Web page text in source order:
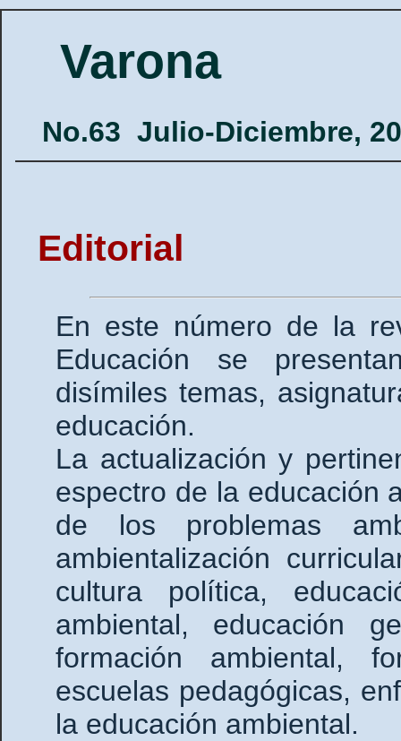
Varona
No.63 Julio-Diciembre,
Editorial
En este número de la
Educación se
disímiles temas,
educación.
La actualización y
espectro de la educación
de los problemas
ambientalización
cultura política,
ambiental, educación
formación ambiental,
escuelas pedagógicas,
la educación ambiental.